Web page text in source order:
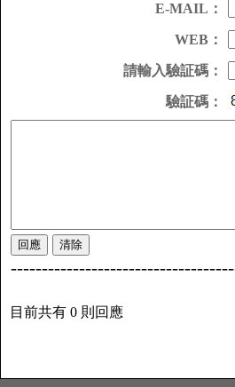
E-MAIL：
WEB：
請輸入驗証碼：
驗証碼：
目前共有 0 則回應